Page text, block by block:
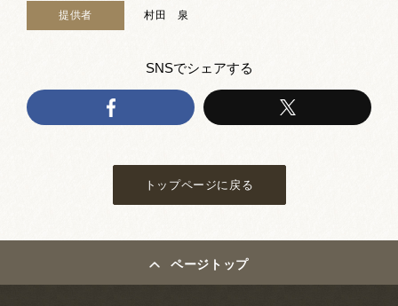
提供者 村田 泉
SNSでシェアする
トップページに戻る
ページトップ